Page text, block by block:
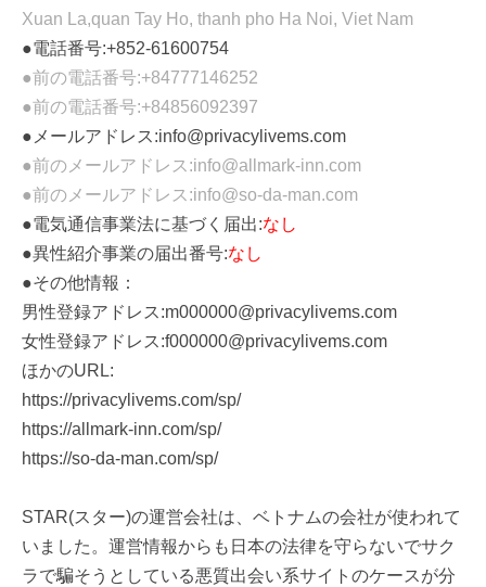
Xuan La,quan Tay Ho, thanh pho Ha Noi, Viet Nam
●電話番号:+852-61600754
●前の電話番号:+84777146252
●前の電話番号:+84856092397
●メールアドレス:info@privacylivems.com
●前のメールアドレス:info@allmark-inn.com
●前のメールアドレス:info@so-da-man.com
●電気通信事業法に基づく届出:なし
●異性紹介事業の届出番号:なし
●その他情報：
男性登録アドレス:m000000@privacylivems.com
女性登録アドレス:f000000@privacylivems.com
ほかのURL:
https://privacylivems.com/sp/
https://allmark-inn.com/sp/
https://so-da-man.com/sp/
STAR(スター)の運営会社は、ベトナムの会社が使われて
いました。運営情報からも日本の法律を守らないでサク
ラで騙そうとしている悪質出会い系サイトのケースが分